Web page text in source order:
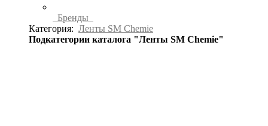
Бренды
Категория: Ленты SM Chemie
Подкатегории каталога "Ленты SM Chemie"